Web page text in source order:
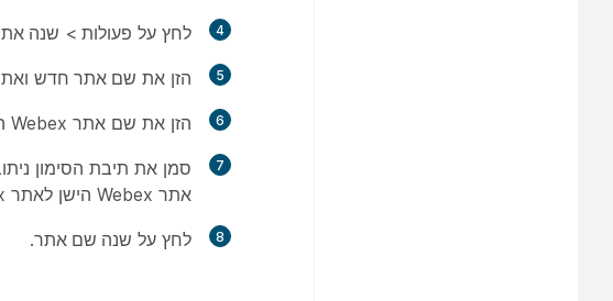
4 לחץ על פעולות > שנה
5 הזן את שם אתר חדש ואת
6 הזן את שם אתר Webex החדש ובחר
7 סמן את תיבת הסימון
אתר Webex הישן לאתר Webex ששמו שונה, ולאחר מכן לחץ על
8 לחץ על שנה שם אתר.